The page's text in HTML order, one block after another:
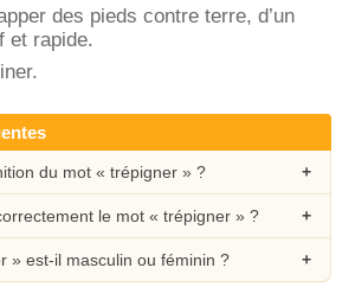
des pieds contre terre, d’un
et rapide.
du mot « trépigner » ?
le mot « trépigner » ?
» est-il masculin ou féminin ?